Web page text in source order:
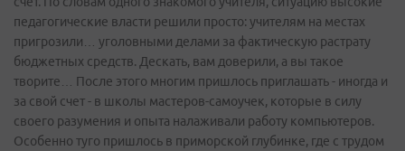
педагогические власти решили просто: учителям на местах
пригрозили… уголовными делами за фактическую растрату
бюджетных средств. Дескать, вам доверили, а вы такое
творите… После этого многим пришлось приглашать - иногда и
за свой счет - в школы мастеров-самоучек, которые в силу
своего разумения и опыта налаживали работу компьютеров.
Особенно туго пришлось в приморской глубинке, где с трудом